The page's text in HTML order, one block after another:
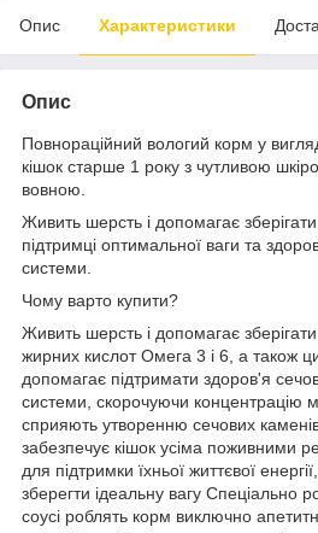
Опис Характеристики
Опис
Повнораційний вологий корм у
кішок старше 1 року з чутливою
вовною.
Живить шерсть і допомагає
підтримці оптимальної ваги та
системи.
Чому варто купити?
Живить шерсть і допомагає зберігати
жирних кислот Омега 3 і 6, а також
допомагає підтримати здоров'я
системи, скорочуючи концентрацію
сприяють утворенню сечових
забезпечує кішок усіма поживними
для підтримки їхньої життєвої
зберегти ідеальну вагу Спеціально
соусі роблять корм виключно